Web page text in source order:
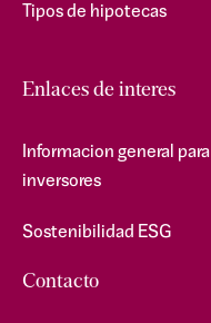
Tipos de hipotecas
Enlaces de interes
Informacion general para
inversores
Sostenibilidad ESG
Contacto